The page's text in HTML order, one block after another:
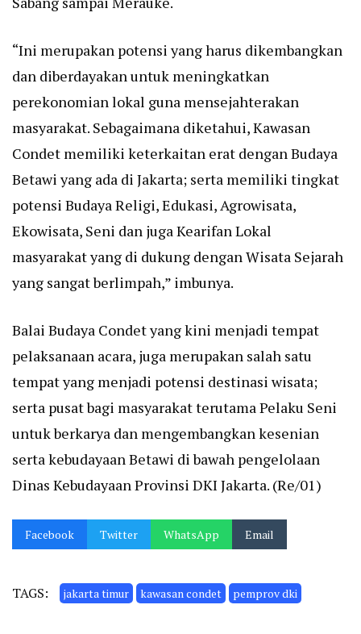
“Ini merupakan potensi yang harus dikembangkan
dan diberdayakan untuk meningkatkan
perekonomian lokal guna mensejahterakan
masyarakat. Sebagaimana diketahui, Kawasan
Condet memiliki keterkaitan erat dengan Budaya
Betawi yang ada di Jakarta; serta memiliki tingkat
potensi Budaya Religi, Edukasi, Agrowisata,
Ekowisata, Seni dan juga Kearifan Lokal
masyarakat yang di dukung dengan Wisata Sejarah
yang sangat berlimpah,” imbunya.
Balai Budaya Condet yang kini menjadi tempat
pelaksanaan acara, juga merupakan salah satu
tempat yang menjadi potensi destinasi wisata;
serta pusat bagi masyarakat terutama Pelaku Seni
untuk berkarya dan mengembangkan kesenian
serta kebudayaan Betawi di bawah pengelolaan
Dinas Kebudayaan Provinsi DKI Jakarta. (Re/01)
Facebook Twitter WhatsApp Email
TAGS: jakarta timur kawasan condet pemprov dki